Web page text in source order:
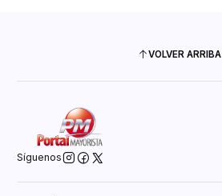
VOLVER ARRIBA
Síguenos